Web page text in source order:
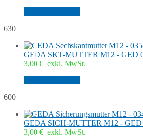
630
GEDA SKT-MUTTER M12 - GED
3,00 € exkl. MwSt.
600
GEDA SICH-MUTTER M12 - GED
3,00 € exkl. MwSt.